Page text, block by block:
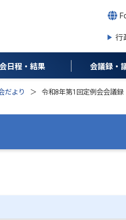
行
日程・結果 会議録・
だより 令和8年第1回定例会会議録